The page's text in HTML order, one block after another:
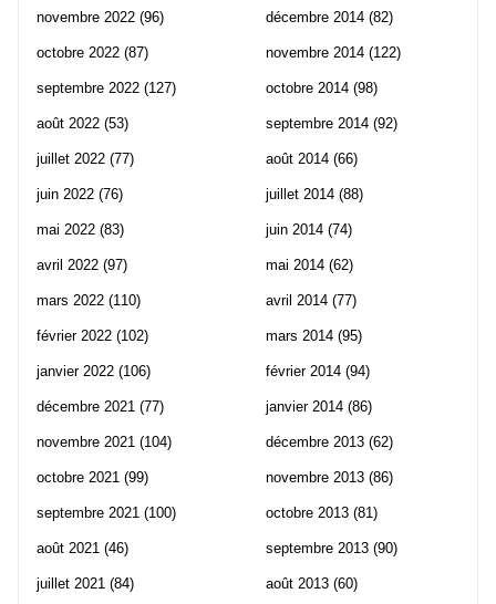
novembre 2022 (96)
octobre 2022 (87)
septembre 2022 (127)
août 2022 (53)
juillet 2022 (77)
juin 2022 (76)
mai 2022 (83)
avril 2022 (97)
mars 2022 (110)
février 2022 (102)
janvier 2022 (106)
décembre 2021 (77)
novembre 2021 (104)
octobre 2021 (99)
septembre 2021 (100)
août 2021 (46)
juillet 2021 (84)
décembre 2014 (82)
novembre 2014 (122)
octobre 2014 (98)
septembre 2014 (92)
août 2014 (66)
juillet 2014 (88)
juin 2014 (74)
mai 2014 (62)
avril 2014 (77)
mars 2014 (95)
février 2014 (94)
janvier 2014 (86)
décembre 2013 (62)
novembre 2013 (86)
octobre 2013 (81)
septembre 2013 (90)
août 2013 (60)